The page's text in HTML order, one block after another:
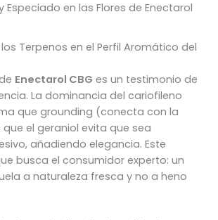
Especiado en las Flores de Enectarol
Terpenos en el Perfil Aromático del
Enectarol CBG es un testimonio de
La dominancia del cariofileno
que grounding (conecta con la
el geraniol evita que sea
añadiendo elegancia. Este
busca el consumidor experto: un
a naturaleza fresca y no a heno